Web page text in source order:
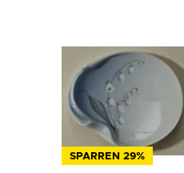
SPARREN 29%